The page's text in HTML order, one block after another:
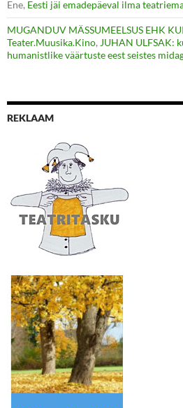
Ene, Eesti jäi emadepäeval ilma
MUGANDUV MÄSSUMEELSUS EHK
Teater.Muusika.Kino, JUHAN ULFSAK:
humanistlike väärtuste eest seistes
REKLAAM